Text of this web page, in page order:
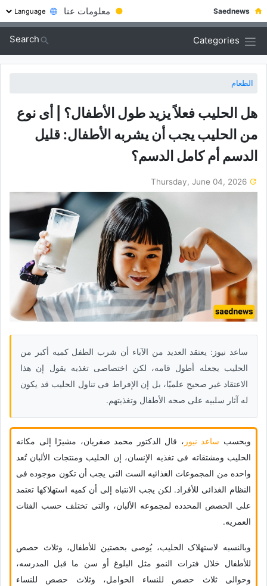
Saednews
● معلومات عنا
Categories
Search
الطعام
هل الحلیب فعلاً یزید طول الأطفال؟ | أی نوع
من الحلیب یجب أن یشربه الأطفال: قلیل
الدسم أم کامل الدسم؟
ساعد نیوز: یعتقد العدید من الآباء أن شرب الطفل کمیه أکبر من
الحلیب یجعله أطول قامه، لکن اختصاصی تغذیه یقول إن هذا
الاعتقاد غیر صحیح علمیًا، بل إن الإفراط فی تناول الحلیب قد یکون
له آثار سلبیه على صحه الأطفال وتغذیتهم.
وبحسب ساعد نیوز ، قال الدکتور محمد صفریان، مشیرًا إلى مکانه
الحلیب ومشتقاته فی تغذیه الإنسان، إن الحلیب ومنتجات الألبان تُعد
واحده من المجموعات الغذائیه الست التی یجب أن تکون موجوده فی
النظام الغذائی للأفراد. لکن یجب الانتباه إلى أن کمیه استهلاکها تعتمد
على الحصص المحدده لمجموعه الألبان، والتی تختلف حسب الفئات
العمریه.
وبالنسبه لاستهلاک الحلیب، یُوصى بحصتین للأطفال، وثلاث حصص
للأطفال خلال فترات النمو مثل البلوغ أو سن ما قبل المدرسه،
وحوالی ثلاث حصص للنساء الحوامل، وثلاث حصص للنساء